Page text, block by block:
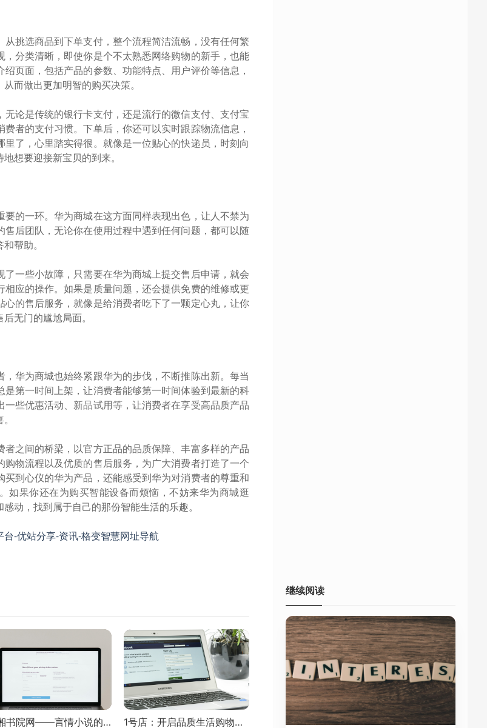
挑选商品到下单支付，整个流程简洁流畅，没有任何繁
分类清晰，即使你是个不太熟悉网络购物的新手，也能
页面，包括产品的参数、功能特点、用户评价等信息，
而做出更加明智的购买决策。
论是传统的银行卡支付，还是流行的微信支付、支付宝
者的支付习惯。下单后，你还可以实时跟踪物流信息，
了，心里踏实得很。就像是一位贴心的快递员，时刻向
想要迎接新宝贝的到来。
的一环。华为商城在这方面同样表现出色，让人不禁为
后团队，无论你在使用过程中遇到任何问题，都可以随
帮助。
一些小故障，只需要在华为商城上提交售后申请，就会
应的操作。如果是质量问题，还会提供免费的维修或更
的售后服务，就像是给消费者吃下了一颗定心丸，让你
无门的尴尬局面。
华为商城也始终紧跟华为的步伐，不断推陈出新。每当
第一时间上架，让消费者能够第一时间体验到最新的科
些优惠活动、新品试用等，让消费者在享受高品质产品
之间的桥梁，以官方正品的品质保障、丰富多样的产品
物流程以及优质的售后服务，为广大消费者打造了一个
到心仪的华为产品，还能感受到华为对消费者的尊重和
如果你还在为购买智能设备而烦恼，不妨来华为商城逛
动，找到属于自己的那份智能生活的乐趣。
-优站分享-资讯-格变智慧网址导航
潇湘书院网——言情小说的梦幻乐园 1号店：开启品质生活购物之旅
继续阅读